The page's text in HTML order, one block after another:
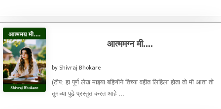
आत्ममग्न मी....
by Shivraj Bhokare
(टीप: हा पूर्ण लेख माझ्या बहिणीने तिच्या वहीत लिहिला होता तो मी आता तो
तुमच्या पुढे प्रस्तुत करत आहे ...